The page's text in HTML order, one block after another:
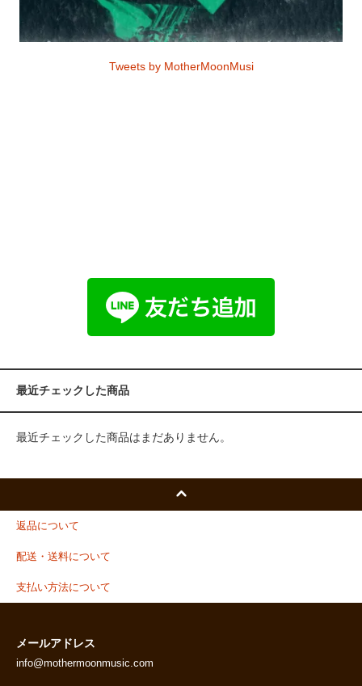
Tweets by MotherMoonMusi
最近チェックした商品
最近チェックした商品はまだありません。
返品について
配送・送料について
支払い方法について
メールアドレス
info@mothermoonmusic.com